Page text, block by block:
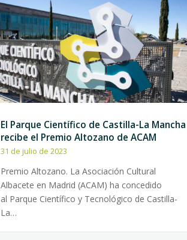
El Parque Científico de Castilla-La Mancha
recibe el Premio Altozano de ACAM
31 de julio de 2023
Premio Altozano. La Asociación Cultural
Albacete en Madrid (ACAM) ha concedido
al Parque Científico y Tecnológico de Castilla-
La…